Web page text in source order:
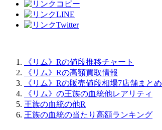
《リム》Rの値段推移チャート
《リム》Rの高額買取情報
《リム》Rの販売値段相場7店舗まとめ
《リム》の王族の血統他レアリティ
王族の血統の他R
王族の血統の当たり高額ランキング